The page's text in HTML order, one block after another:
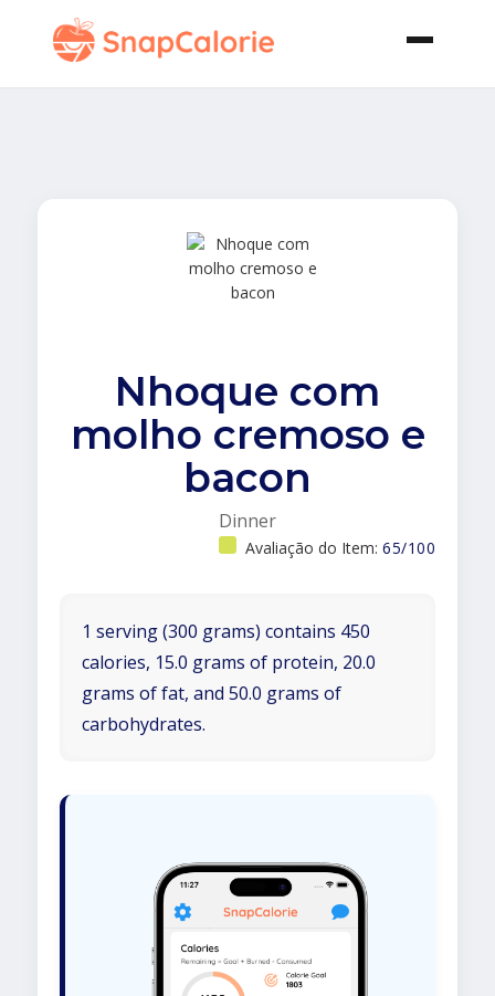
Nhoque com
molho cremoso e
bacon
Dinner
Avaliação do Item: 65/100
1 serving (300 grams) contains 450
calories, 15.0 grams of protein, 20.0
grams of fat, and 50.0 grams of
carbohydrates.